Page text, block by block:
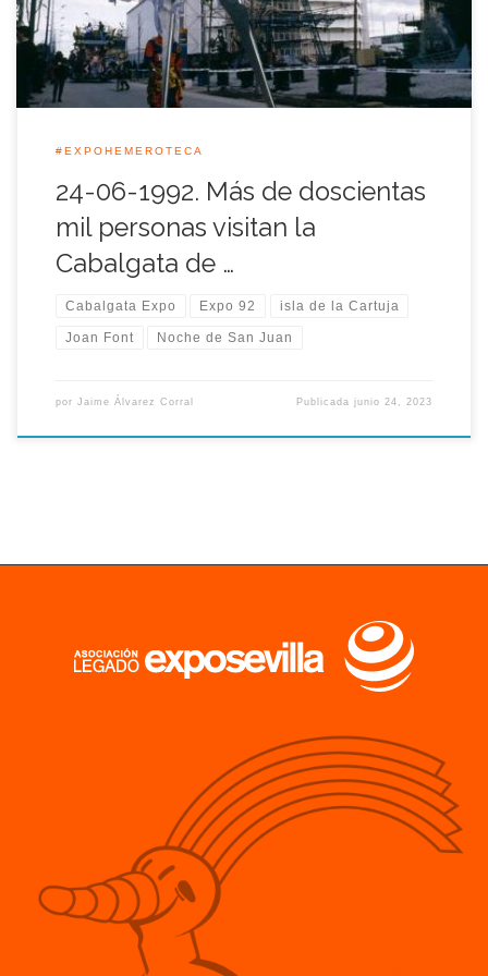
Junio […]
#EXPOHEMEROTECA
24-06-1992. Más de doscientas
mil personas visitan la
Cabalgata de …
Cabalgata Expo Expo 92 isla de la Cartuja
Joan Font Noche de San Juan
por Jaime Álvarez Corral Publicadajunio 24, 2023